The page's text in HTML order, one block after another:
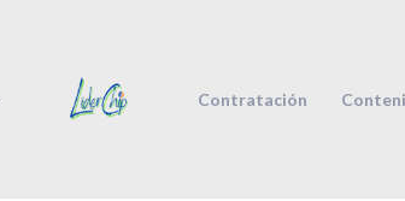
Contratación